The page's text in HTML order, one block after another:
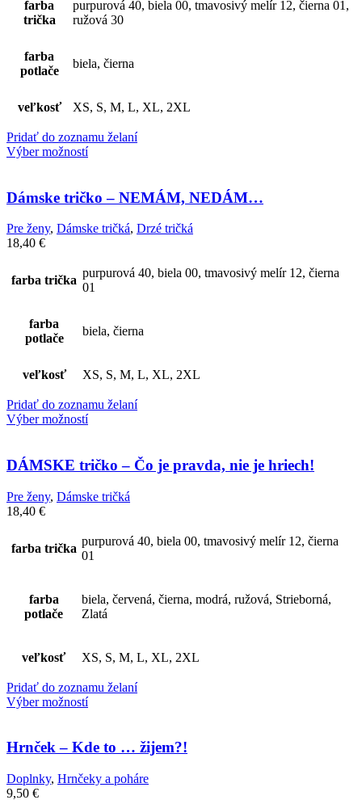
farba
trička
purpurová 40, biela 00, tmavosivý melír 12, čierna 01,
ružová 30
farba
potlače
biela, čierna
veľkosť XS, S, M, L, XL, 2XL
Pridať do zoznamu želaní
Výber možností
Dámske tričko – NEMÁM, NEDÁM…
Pre ženy, Dámske tričká, Drzé tričká
18,40 €
farba trička
purpurová 40, biela 00, tmavosivý melír 12, čierna
01
farba
potlače
biela, čierna
veľkosť XS, S, M, L, XL, 2XL
Pridať do zoznamu želaní
Výber možností
DÁMSKE tričko – Čo je pravda, nie je hriech!
Pre ženy, Dámske tričká
18,40 €
farba trička
purpurová 40, biela 00, tmavosivý melír 12, čierna
01
farba
potlače
biela, červená, čierna, modrá, ružová, Strieborná,
Zlatá
veľkosť XS, S, M, L, XL, 2XL
Pridať do zoznamu želaní
Výber možností
Hrnček – Kde to … žijem?!
Doplnky, Hrnčeky a poháre
9,50 €